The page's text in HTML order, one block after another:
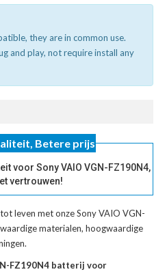
they are in common use.
and play, not require install any
Betere prijs
voor Sony VAIO VGN-FZ190N4,
vertrouwen!
leven met onzeSony VAIO VGN-
materialen, hoogwaardige
FZ190N4 batterij voor